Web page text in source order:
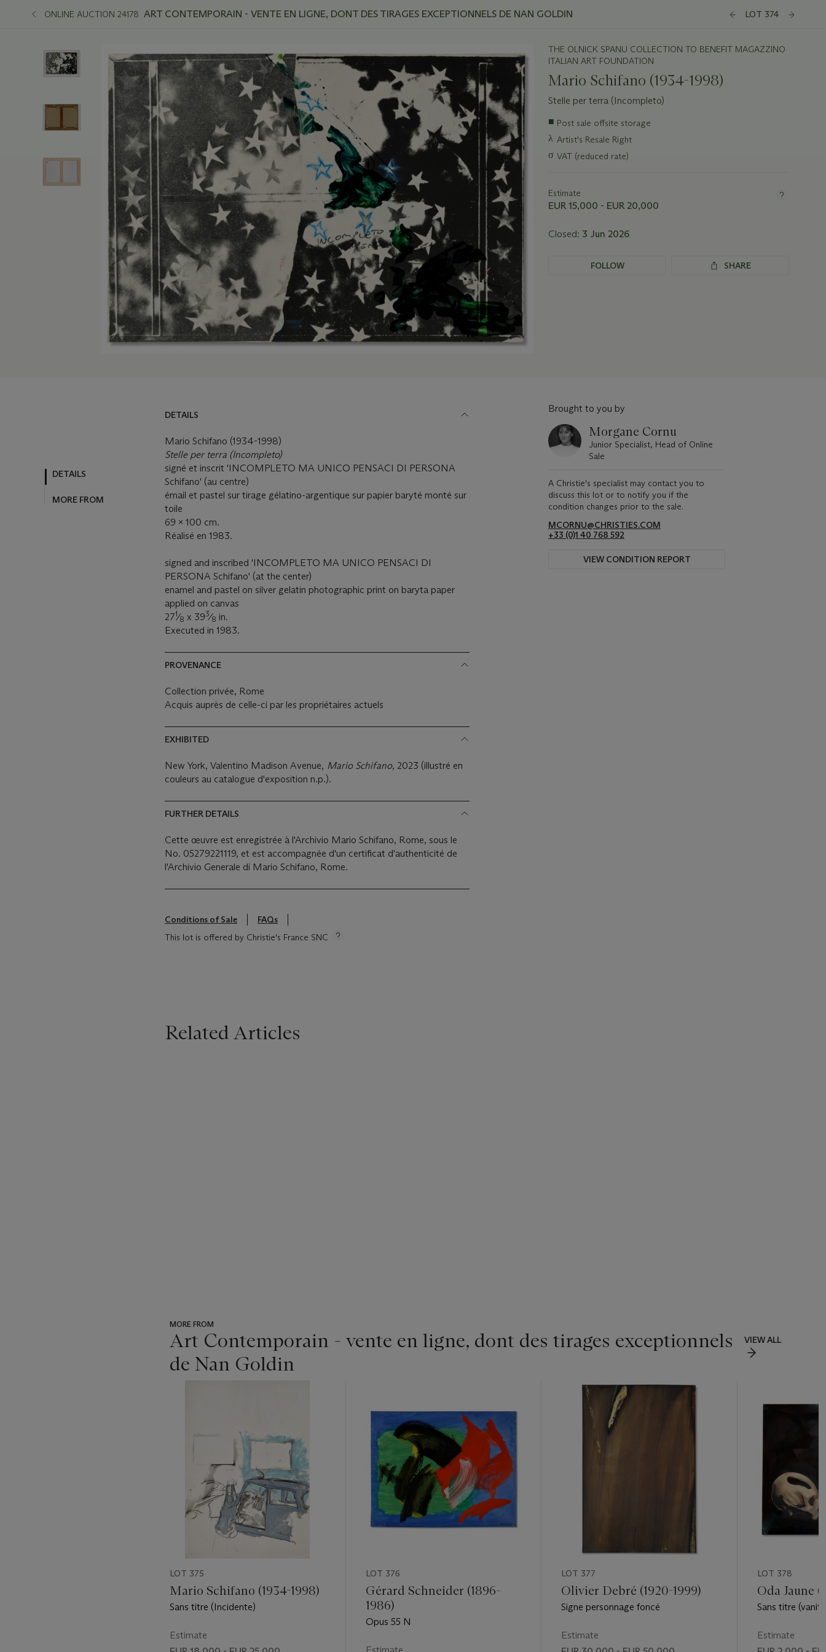
ONLINE AUCTION 24178 ART CONTEMPORAIN - VENTE EN LIGNE, DONT DES TIRAGES EXCEPTIONNELS DE NAN GOLDIN LOT 374
THE OLNICK SPANU COLLECTION TO BENEFIT MAGAZZINO
ITALIAN ART FOUNDATION
Mario Schifano (1934-1998)
Stelle per terra (Incompleto)
Important
about
this
■ Post sale offsite storage
λ Artist's Resale Right
σ VAT (reduced rate)
Estimate
EUR 15,000 - EUR 20,000
Closed: 3 Jun 2026
FOLLOW SHARE
DETAILS
MORE FROM
DETAILS
Mario Schifano (1934-1998)
Stelle per terra (Incompleto)
signé et inscrit 'INCOMPLETO MA UNICO PENSACI DI PERSONA
Schifano' (au centre)
émail et pastel sur tirage gélatino-argentique sur papier baryté monté sur
toile
69 x 100 cm.
Réalisé en 1983.
signed and inscribed 'INCOMPLETO MA UNICO PENSACI DI
PERSONA Schifano' (at the center)
enamel and pastel on silver gelatin photographic print on baryta paper
applied on canvas
271⁄8 x 393⁄8 in.
Executed in 1983.
PROVENANCE
Collection privée, Rome
Acquis auprès de celle-ci par les propriétaires actuels
EXHIBITED
New York, Valentino Madison Avenue, Mario Schifano, 2023 (illustré en
couleurs au catalogue d'exposition n.p.).
FURTHER DETAILS
Cette œuvre est enregistrée à l'Archivio Mario Schifano, Rome, sous le
No. 05279221119, et est accompagnée d'un certificat d'authenticité de
l'Archivio Generale di Mario Schifano, Rome.
Conditions of Sale
FAQs
This lot is offered by Christie's France SNC
Brought to you by
Morgane Cornu
Junior Specialist, Head of Online
Sale
A Christie's specialist may contact you to
discuss this lot or to notify you if the
condition changes prior to the sale.
MCORNU@CHRISTIES.COM
+33 (0)1 40 768 592
VIEW CONDITION REPORT
Related Articles
MORE FROM
Art Contemporain - vente en ligne, dont des tirages exceptionnels
de Nan Goldin
VIEW ALL
LOT 375
Mario Schifano (1934-1998)
Sans titre (Incidente)
Estimate
LOT 376
Gérard Schneider (1896-
1986)
Opus 55 N
Estimate
LOT 377
Olivier Debré (1920-1999)
Signe personnage foncé
Estimate
LOT 378
Oda Jaune
Sans titre
Estimate